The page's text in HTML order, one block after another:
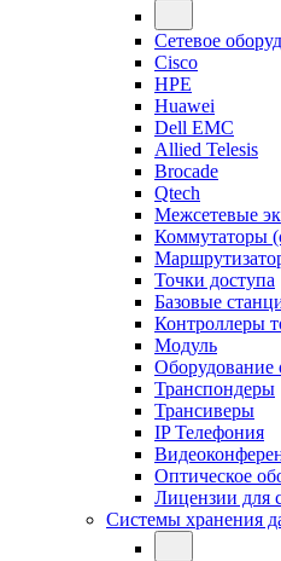
Сетевое
Cisco
HPE
Huawei
Dell EMC
Allied Telesis
Brocade
Qtech
Межсетевые
Коммутаторы
Точки доступа
Базовые
Контроллеры
Модуль
Оборудование
Транспондеры
Трансиверы
IP Телефония
Оптическое
Лицензии для
Системы хранения